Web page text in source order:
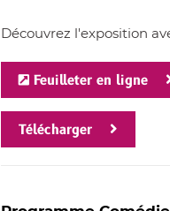
Découvrez l'exposition
Feuilleter en ligne
Télécharger